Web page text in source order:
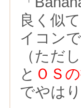
良く似
イコン
（ただ
と ＯＳ
でやは